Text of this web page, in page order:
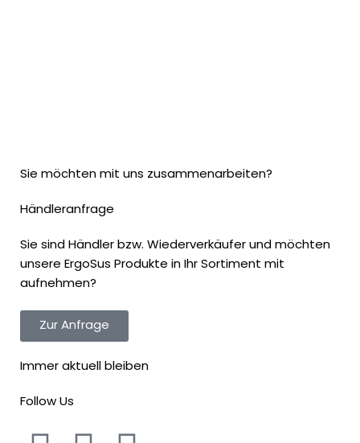
Sie möchten mit uns zusammenarbeiten?
Händleranfrage
Sie sind Händler bzw. Wiederverkäufer und möchten
unsere ErgoSus Produkte in Ihr Sortiment mit
aufnehmen?
Zur Anfrage
Immer aktuell bleiben
Follow Us